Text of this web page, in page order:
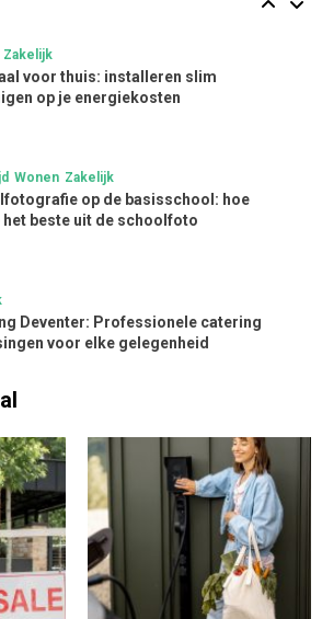
Zakelijk
voor thuis: installeren slim
op je energiekosten
Wonen Zakelijk
op de basisschool: hoe
het beste uit de schoolfoto
Deventer: Professionele catering
voor elke gelegenheid
kosten: inzicht in de kosten
app
Softwareoplossingen
Installatiebedrijven